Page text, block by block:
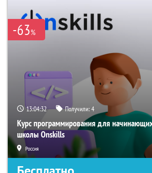
-63%
13:04:31 Получили:4
Курс программирования для
школы Onskills
Россия